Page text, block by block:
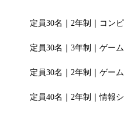
定員30名｜2年制｜コン
定員30名｜3年制｜ゲー
定員30名｜2年制｜ゲー
定員40名｜2年制｜情報